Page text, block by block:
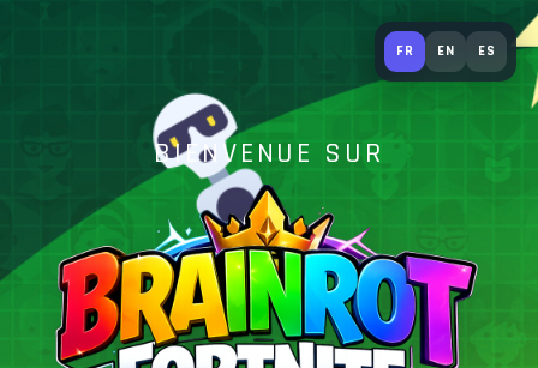
BIENVENUE SUR
BRAINROT FR EN ES